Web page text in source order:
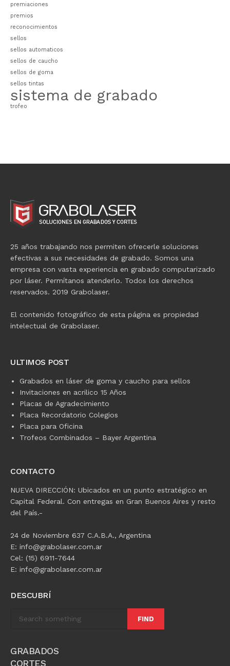
premiaciones
premios
reconocimientos
sellos
sellos automaticos
sellos de caucho
sellos de goma
sellos tintas
sistema de grabado
trofeo
25 años trabajando nos permiten ofrecerle soluciones
efectivas a sus necesidades de grabado. Somos una
empresa con vasta experiencia en grabado computarizado
por láser. Permítanos atenderlo. Todos los derechos
reservados. 2019 Grabolaser.
El contenido fotográfico de esta página es propiedad
intelectual de Grabolaser.
ULTIMOS POST
Grabados en láser de goma y caucho para sellos
Invitaciones en acrilico 15 Años
Placas de Agradecimiento
Placa Recordatorio Colegios
Placa para Oficina
Trofeos Combinados – Bayer Argentina
CONTACTO
NUEVA DIRECCIÓN: Ubicados en un punto estratégico en
Capital Federal. Con entregas en Gran Buenos Aires y resto
del País.-
24 de Noviembre 637 C.A.B.A., Argentina
E: info@grabolaser.com.ar
Cel: (15) 6911-7644
E: info@grabolaser.com.ar
DESCUBRÍ
FIND
GRABADOS
CORTES